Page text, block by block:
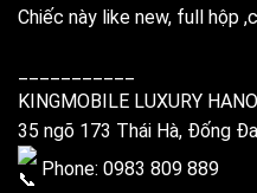
Chiếc này like new, full hộp
KINGMOBILE LUXURY
35 ngõ 173 Thái Hà, Đống
Phone: 0983 809 889